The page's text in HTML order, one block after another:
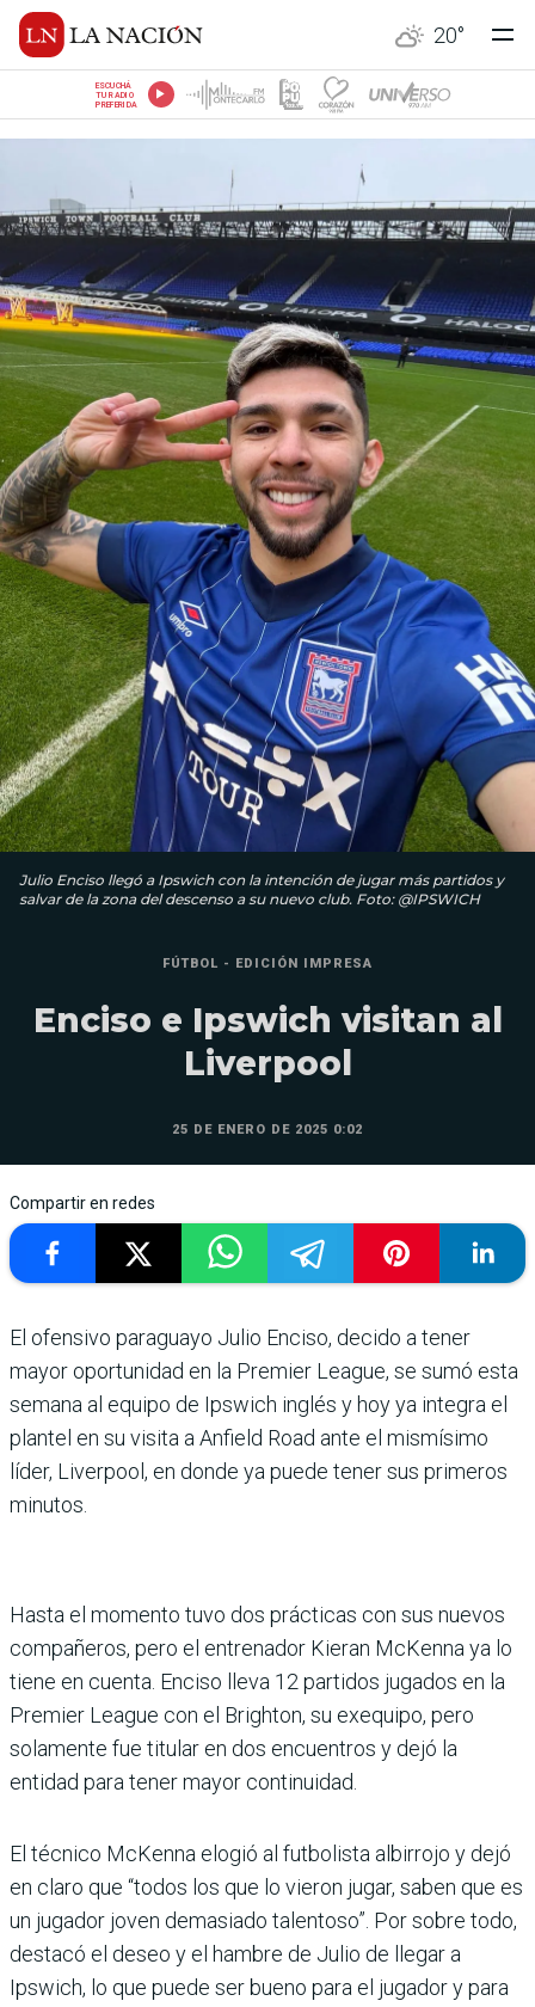
20°
ESCUCHÁ
TU RADIO
PREFERIDA
Julio Enciso llegó a Ipswich con la intención de jugar más partidos y
salvar de la zona del descenso a su nuevo club. Foto: @IPSWICH
FÚTBOL - EDICIÓN IMPRESA
Enciso e Ipswich visitan al
Liverpool
25 DE ENERO DE 2025 0:02
Compartir en redes
El ofensivo paraguayo Julio Enciso, decido a tener
mayor oportu­nidad en la Premier League, se sumó esta
semana al equipo de Ipswich inglés y hoy ya integra el
plantel en su visita a Anfield Road ante el mismísimo
líder, Liverpool, en donde ya puede tener sus primeros
minutos.
Hasta el momento tuvo dos prácticas con sus nuevos
compañeros, pero el entre­nador Kieran McKenna ya lo
tiene en cuenta. Enciso lleva 12 partidos jugados en la
Pre­mier League con el Brighton, su exequipo, pero
solamente fue titular en dos encuentros y dejó la
entidad para tener mayor continuidad.
El técnico McKenna elogió al futbolista albirrojo y dejó
en claro que “todos los que lo vieron jugar, saben que es
un jugador joven demasiado talentoso”. Por sobre todo,
destacó el deseo y el hambre de Julio de llegar a
Ipswich, lo que puede ser bueno para el jugador y para